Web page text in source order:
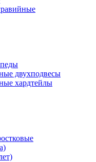
двухподвесы
хардтейлы